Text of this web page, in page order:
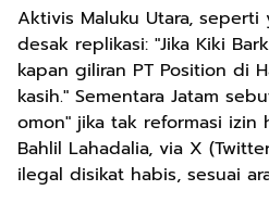
Aktivis Maluku Utara, seperti
desak replikasi: "Jika Kiki
kapan giliran PT Position di
kasih." Sementara Jatam
omon" jika tak reformasi izin
Bahlil Lahadalia, via X
ilegal disikat habis, sesuai